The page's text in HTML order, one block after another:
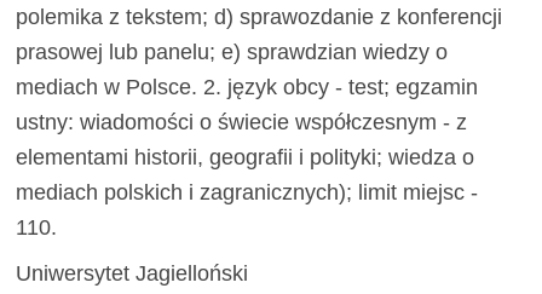
polemika z tekstem; d) sprawozdanie z konferencji
prasowej lub panelu; e) sprawdzian wiedzy o
mediach w Polsce. 2. język obcy - test; egzamin
ustny: wiadomości o świecie współczesnym - z
elementami historii, geografii i polityki; wiedza o
mediach polskich i zagranicznych); limit miejsc -
110.
Uniwersytet Jagielloński